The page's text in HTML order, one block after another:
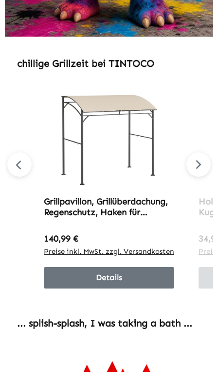
Produktgalerie überspringen
chillige Grillzeit bei TINTOCO
Grillpavillon, Grillüberdachung,
Regenschutz, Haken für
Beige+Schwarz, 215 x 150 x
182/220 cm
Regulärer Preis:
140,99 €
Preise inkl. MwSt. zzgl. Versandkosten
Details
für
Produktgalerie überspringen
... splish-splash, I was taking a bath ...